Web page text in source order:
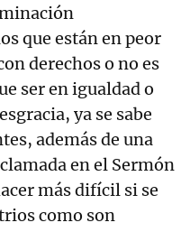
que están en peor
derechos o no es
ser en igualdad o
ya se sabe
además de una
en el Sermón
más difícil si se
como son